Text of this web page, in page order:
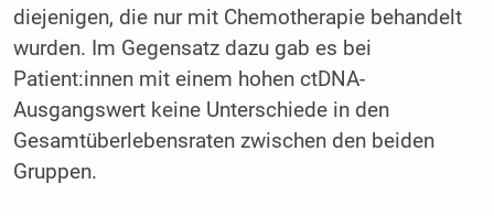
diejenigen, die nur mit Chemotherapie behandelt
wurden. Im Gegensatz dazu gab es bei
Patient:innen mit einem hohen ctDNA-
Ausgangswert keine Unterschiede in den
Gesamtüberlebensraten zwischen den beiden
Gruppen.